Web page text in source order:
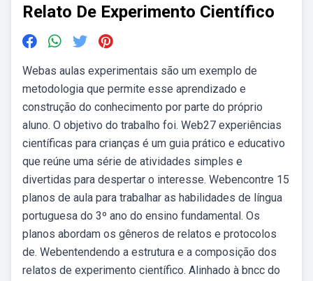
Relato De Experimento Científico
Webas aulas experimentais são um exemplo de
metodologia que permite esse aprendizado e
construção do conhecimento por parte do próprio
aluno. O objetivo do trabalho foi. Web27 experiências
científicas para crianças é um guia prático e educativo
que reúne uma série de atividades simples e
divertidas para despertar o interesse. Webencontre 15
planos de aula para trabalhar as habilidades de língua
portuguesa do 3º ano do ensino fundamental. Os
planos abordam os gêneros de relatos e protocolos
de. Webentendendo a estrutura e a composição dos
relatos de experimento científico. Alinhado à bncc do